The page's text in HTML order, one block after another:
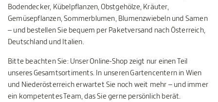
Bodendecker, Kübelpflanzen, Obstgehölze, Kräuter,
Gemüsepflanzen, Sommerblumen, Blumenzwiebeln und Samen
– und bestellen Sie bequem per Paketversand nach Österreich,
Deutschland und Italien.
Bitte beachten Sie: Unser Online-Shop zeigt nur einen Teil
unseres Gesamtsortiments. In unseren Gartencentern in Wien
und Niederösterreich erwartet Sie noch weit mehr – und immer
ein kompetentes Team, das Sie gerne persönlich berät.